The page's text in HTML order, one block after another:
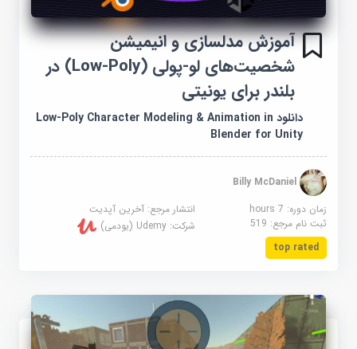
آموزش مدلسازی و انیمیشن
شخصیت‌های لو-پولی (Low-Poly) در
بلندر برای یونیتی
دانلود Low-Poly Character Modeling & Animation in
Blender for Unity
Billy McDaniel
زمان دوره: 7 hours
انتشار مرجع:آخرین آپدیت
ثبت نام مرجع:519 شرکت:Udemy (یودمی)
top rated